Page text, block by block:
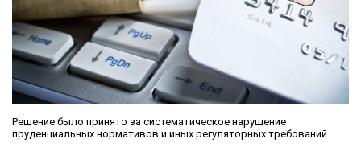
Решение было принято за систематическое нарушение
пруденциальных нормативов и иных регуляторных требований.